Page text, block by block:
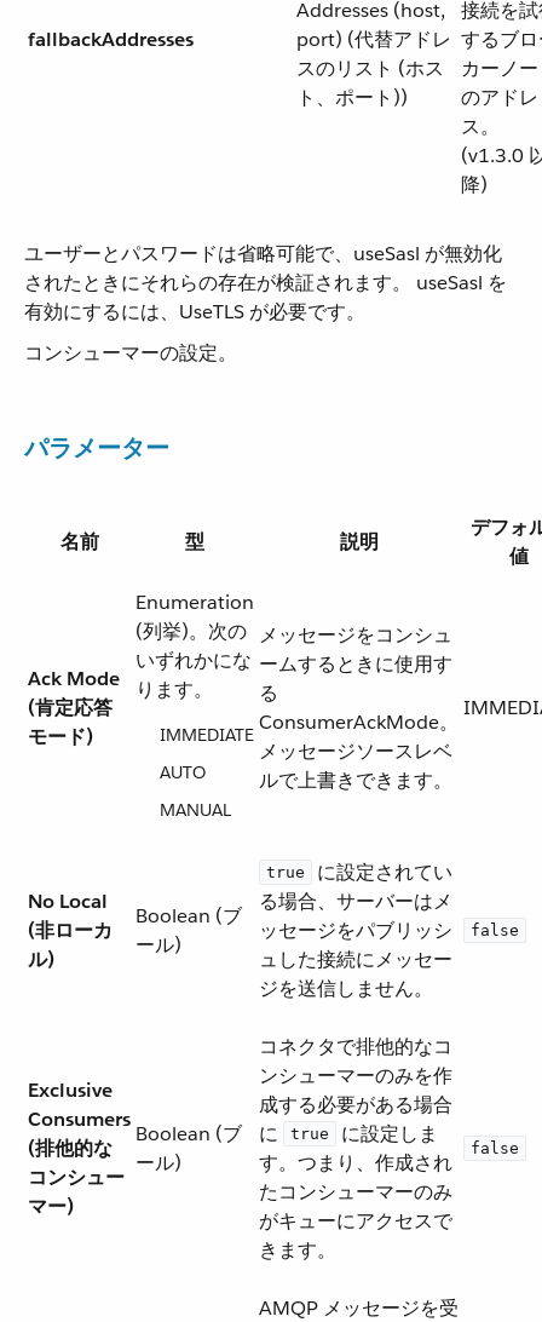
fallbackAddresses
Addresses (host,
port) (代替アドレ
スのリスト (ホス
ト、ポート))
接続を
するブ
カーノ
のアドレ
ス。
(v1.3.0
降)
ユーザーとパスワードは省略可能で、useSasl が無効化
されたときにそれらの存在が検証されます。 useSasl を
有効にするには、UseTLS が必要です。
コンシューマーの設定。
パラメーター
名前 型 説明
デフォ
値
Ack Mode
(肯定応答
モード)
Enumeration
(列挙)。次の
いずれかにな
ります。
IMMEDIATE
AUTO
MANUAL
メッセージをコンシュ
ームするときに使用す
る
ConsumerAckMode。
メッセージソースレベ
ルで上書きできます。
No Local
(非ローカ
ル)
Boolean (ブ
ール)
true
​ に設定されてい
る場合、サーバーはメ
ッセージをパブリッシ
ュした接続にメッセー
ジを送信しません。
false
Exclusive
Consumers
(排他的な
コンシュー
マー)
Boolean (ブ
ール)
コネクタで排他的なコ
ンシューマーのみを作
成する必要がある場合
に ​
true
​ に設定しま
す。つまり、作成され
たコンシューマーのみ
がキューにアクセスで
きます。
false
AMQP メッセージを受